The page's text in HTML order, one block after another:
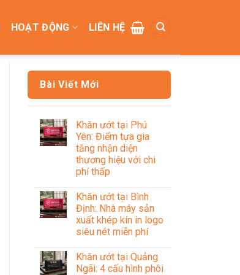
HOẠT ĐỘNG LIÊN HỆ
Bài Viết Mới
Khăn ướt tại Phú
Yên: Điểm tựa gia
tăng nhận diện
thương hiệu với chi
phí thấp
Khăn ướt tại Bình
Định: Nhà máy sản
xuất khép kín in logo
siêu nét miễn phí
Khăn ướt tại Quảng
Ngãi: 4 cấu hình phôi